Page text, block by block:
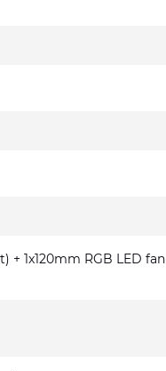
+ 1x120mm RGB LED fan